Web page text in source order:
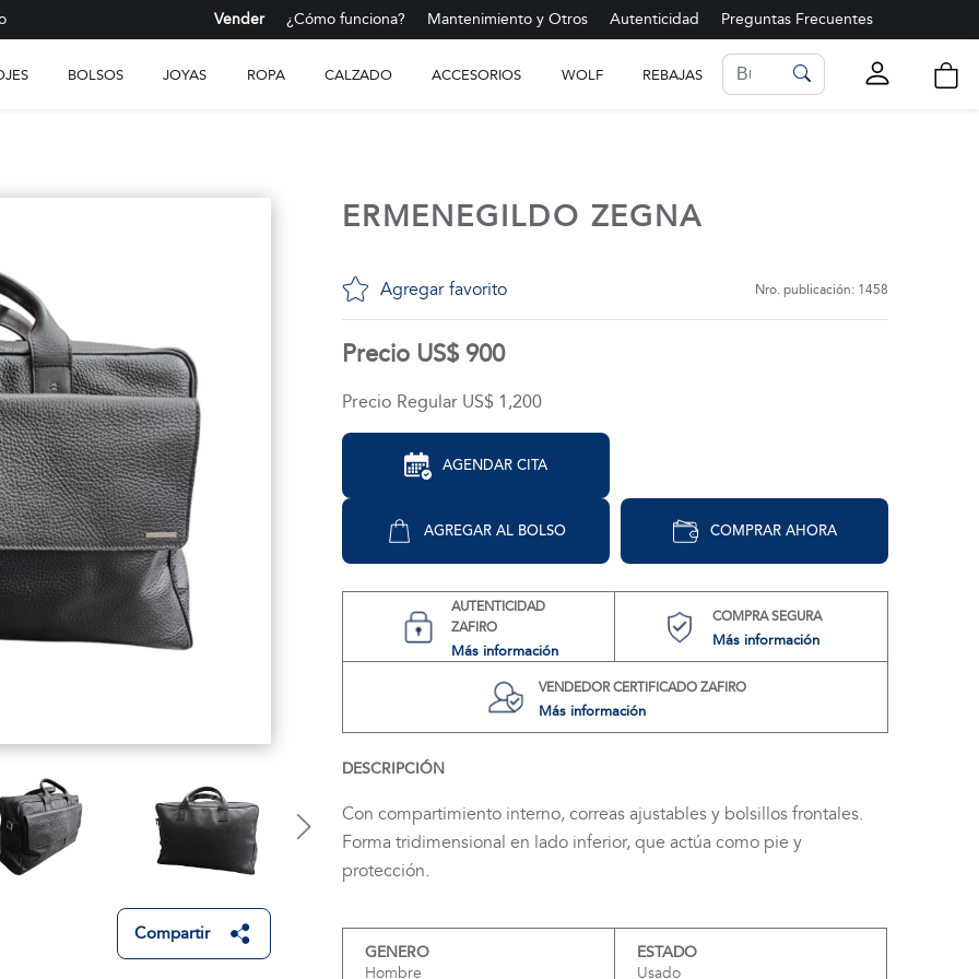
Vender ¿Cómo funciona? Mantenimiento y Otros Autenticidad Preguntas Frecuentes
BOLSOS JOYAS ROPA CALZADO ACCESORIOS WOLF REBAJAS
Compartir
ERMENEGILDO ZEGNA
Agregar favorito Nro. publicación: 1458
Precio US$ 900
Precio Regular US$ 1,200
AGENDAR CITA
AGREGAR AL BOLSO COMPRAR AHORA
AUTENTICIDAD
ZAFIRO
Más información
COMPRA SEGURA
Más información
VENDEDOR CERTIFICADO ZAFIRO
Más información
DESCRIPCIÓN
Con compartimiento interno, correas ajustables y bolsillos frontales.
Forma tridimensional en lado inferior, que actúa como pie y
protección.
GENERO
Hombre
ESTADO
Usado
LISTA DE FAVORITOS